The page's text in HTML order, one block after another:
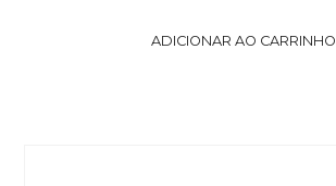
ADICIONAR AO CARRINHO